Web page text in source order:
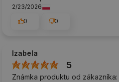
2/23/2026
0
0
Izabela
5
Známka produktu od zákazníka: